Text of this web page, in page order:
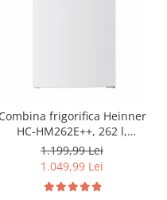
Combina frigorifica Heinner
HC-HM262E++, 262 l,
Control electronic,
Iluminare LED, Usi
reversibile, Clasa E, H 180
cm, Alb
1.199,99 Lei
1.049,99 Lei